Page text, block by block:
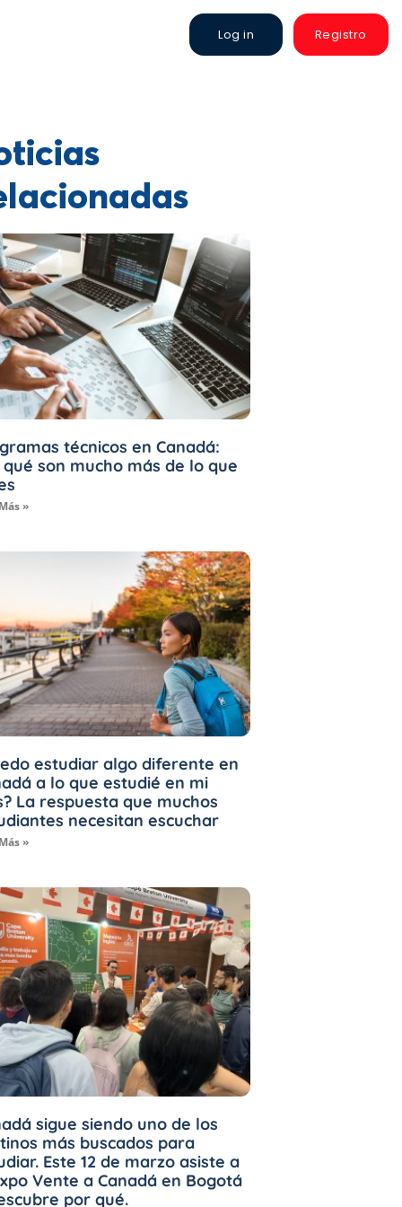
Log in Registro
técnicos en Canadá:
son mucho más de lo que
»
estudiar algo diferente en
a lo que estudié en mi
La respuesta que muchos
necesitan escuchar
»
sigue siendo uno de los
más buscados para
Este 12 de marzo asiste a
Vente a Canadá en Bogotá
por qué.